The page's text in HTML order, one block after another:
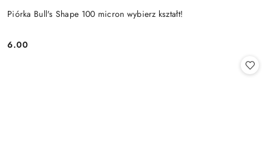
Piórka Bull's Shape 100 micron wybierz kształt!
Cena:
6.00